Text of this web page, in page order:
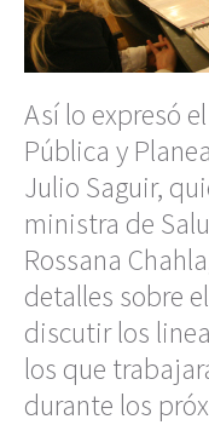
Así lo expresó
Pública y
Julio Saguir,
ministra de
Rossana
detalles sobre
discutir los
los que
durante los